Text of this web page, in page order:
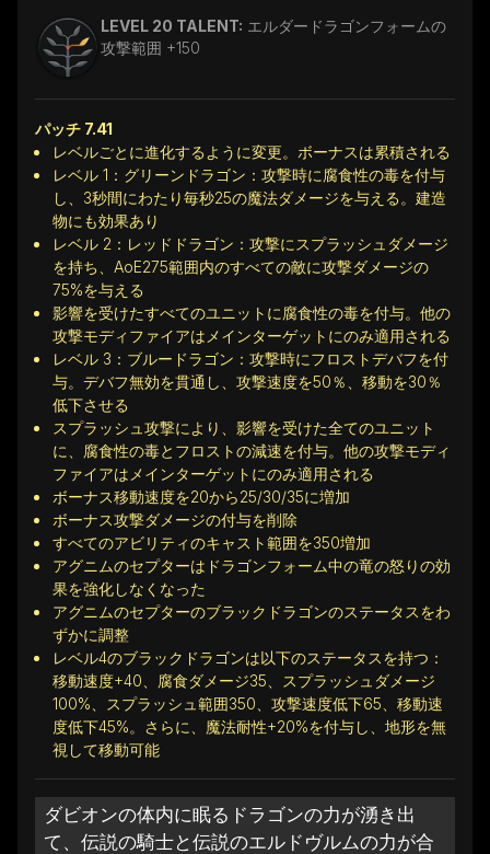
LEVEL 20 TALENT: エルダードラゴンフォームの
攻撃範囲 +150
パッチ 7.41
レベルごとに進化するように変更。ボーナスは累積される
レベル 1：グリーンドラゴン：攻撃時に腐食性の毒を付与
し、3秒間にわたり毎秒25の魔法ダメージを与える。建造
物にも効果あり
レベル 2：レッドドラゴン：攻撃にスプラッシュダメージ
を持ち、AoE275範囲内のすべての敵に攻撃ダメージの
75%を与える
影響を受けたすべてのユニットに腐食性の毒を付与。他の
攻撃モディファイアはメインターゲットにのみ適用される
レベル 3：ブルードラゴン：攻撃時にフロストデバフを付
与。デバフ無効を貫通し、攻撃速度を50％、移動を30％
低下させる
スプラッシュ攻撃により、影響を受けた全てのユニット
に、腐食性の毒とフロストの減速を付与。他の攻撃モディ
ファイアはメインターゲットにのみ適用される
ボーナス移動速度を20から25/30/35に増加
ボーナス攻撃ダメージの付与を削除
すべてのアビリティのキャスト範囲を350増加
アグニムのセプターはドラゴンフォーム中の竜の怒りの効
果を強化しなくなった
アグニムのセプターのブラックドラゴンのステータスをわ
ずかに調整
レベル4のブラックドラゴンは以下のステータスを持つ：
移動速度+40、腐食ダメージ35、スプラッシュダメージ
100%、スプラッシュ範囲350、攻撃速度低下65、移動速
度低下45%。さらに、魔法耐性+20%を付与し、地形を無
視して移動可能
ダビオンの体内に眠るドラゴンの力が湧き出
て、伝説の騎士と伝説のエルドヴルムの力が合